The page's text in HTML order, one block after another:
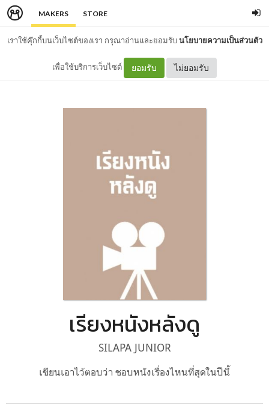
MAKERS STORE
เราใช้คุ๊กกี้บนเว็บไซต์ของเรา กรุณาอ่านและยอมรับนโยบายความเป็นส่วนตัว
เพื่อใช้บริการเว็บไซต์ ยอมรับ ไม่ยอมรับ
เรียงหนังหลังดู
SILAPA JUNIOR
เขียนเอาไว้ตอบว่า ชอบหนังเรื่องไหนที่สุดในปีนี้